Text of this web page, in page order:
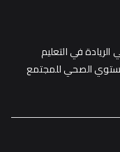
في التعليم
الصحي للمجتمع